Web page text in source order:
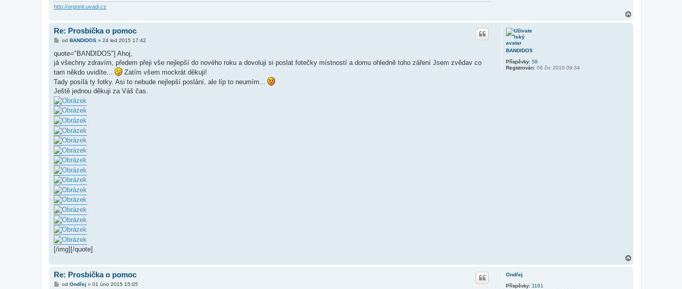
http://orgonit.uvadi.cz
BANDIDOS
Příspěvky: 58
Registrován: 08 črc 2010 09:34
Re: Prosbička o pomoc
P
í
p
ě
v
e
k
od BANDIDOS» 24 led 2015 17:42
quote="BANDIDOS"] Ahoj,
já všechny zdravím, předem přeji vše nejlepší do nového roku a dovoluji si poslat fotečky místností a domu ohledně toho záření Jsem zvědav co
tam někdo uvidíte...
Zatím všem mockrát děkuji!
Tady posílá ty fotky. Asi to nebude nejlepší poslání, ale líp to neumím...
Ještě jednou děkuji za Váš čas.
[/img][/quote]
Ondřej
Příspěvky: 1161
Re: Prosbička o pomoc
Pod Ondřej » 01 úno 2015 15:05